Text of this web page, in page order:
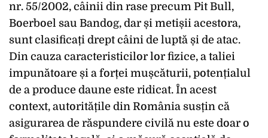
nr. 55/2002, câinii din rase precum Pit Bull,
Boerboel sau Bandog, dar și metișii acestora,
sunt clasificați drept câini de luptă și de atac.
Din cauza caracteristicilor lor fizice, a taliei
impunătoare și a forței mușcăturii, potențialul
de a produce daune este ridicat. În acest
context, autoritățile din România susțin că
asigurarea de răspundere civilă nu este doar o